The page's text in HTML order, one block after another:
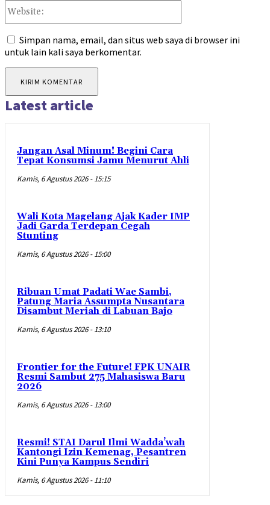
Simpan nama, email, dan situs web saya di browser ini
untuk lain kali saya berkomentar.
Latest article
Jangan Asal Minum! Begini Cara
Tepat Konsumsi Jamu Menurut Ahli
Kamis, 6 Agustus 2026 - 15:15
Wali Kota Magelang Ajak Kader IMP
Jadi Garda Terdepan Cegah
Stunting
Kamis, 6 Agustus 2026 - 15:00
Ribuan Umat Padati Wae Sambi,
Patung Maria Assumpta Nusantara
Disambut Meriah di Labuan Bajo
Kamis, 6 Agustus 2026 - 13:10
Frontier for the Future! FPK UNAIR
Resmi Sambut 275 Mahasiswa Baru
2026
Kamis, 6 Agustus 2026 - 13:00
Resmi! STAI Darul Ilmi Wadda’wah
Kantongi Izin Kemenag, Pesantren
Kini Punya Kampus Sendiri
Kamis, 6 Agustus 2026 - 11:10